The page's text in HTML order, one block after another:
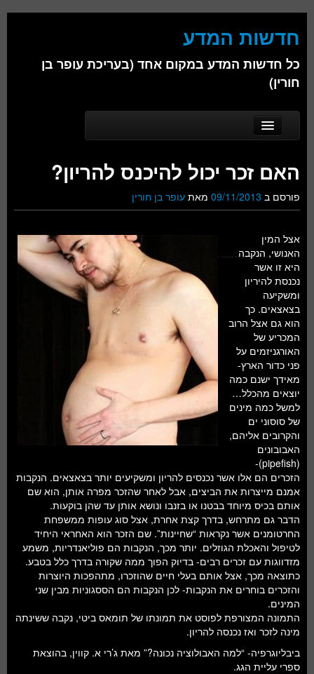
חדשות המדע
כל חדשות המדע במקום אחד (בעריכת עופר בן
חורין)
Main menu
Skip to primary content
Skip to secondary content
אודות
ביולוגיה
פיזיקה
חברה
חלל ומדעי כדור הארץ
עתידנות
סקירות ספרים
טעימות מדע
האם זכר יכול להיכנס להריון?
פורסם ב 09/11/2013 מאת עופר בן חורין
אצל המין
האנושי, הנקבה
היא זו אשר
נכנסת להיריון
ומשקיעה
בצאצאים. כך
הוא גם אצל הרוב
המכריע של
האורגניזמים על
פני כדור הארץ-
מאידך ישנם כמה
יוצאים מהכלל…
למשל כמה מינים
של סוסוני ים
והקרובים אליהם,
האבובונים
(pipefish)-
הזכרים הם אלו אשר נכנסים להריון ומשקיעים יותר בצאצאים. הנקבות
אמנם מייצרות את הביצים, אבל לאחר שהזכר מפרה אותן, הוא שם
אותם בכיס מיוחד בבטנו או בזנבו ונושא אותן עד שהן בוקעות.
הדבר גם מתרחש, בדרך קצת אחרת, אצל סוג עופות ממשפחת
החרטומנים אשר נקראות “שחיינות”. שם הזכר הוא האחראי היחיד
לטיפול והאכלת הגוזלים. יותר מכך, הנקבות הם פוליאנדריות, משמע
מזדווגות עם זכרים רבים- בדיוק הפוך ממה שקורה בדרך כלל בטבע.
כתוצאה מכך, אצל אותם בעלי חיים שהוזכרו, מתהפכות היוצרות
והזכרים בוחרים את הנקבות- לכן הנקבות הם הססגוניות מבין שני
המינים.
התמונה המצורפת לפוסט את תמונתו של תומאס ביטי, נקבה ששינתה
מינה לזכר ואז נכנסה להריון.
ביבליוגרפיה- “למה האבולוציה נכונה?” מאת ג’רי א. קווין, בהוצאת
ספרי עליית הגג.